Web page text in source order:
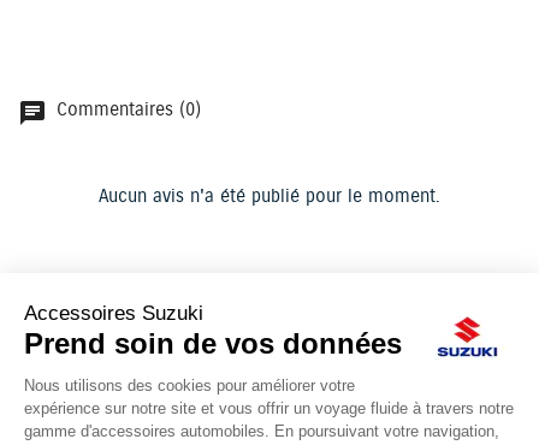
chat Commentaires (0)
Aucun avis n'a été publié pour le moment.
ACCESSOIRES SUZUKI
Le site d'accessoires Suzuki propose des accessoires d'origine pour
équiper votre véhicule.